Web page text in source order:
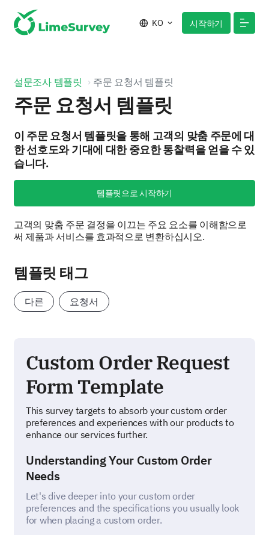
KO 시작하기
설문조사 템플릿 주문 요청서 템플릿
주문 요청서 템플릿
이 주문 요청서 템플릿을 통해 고객의 맞춤 주문에 대
한 선호도와 기대에 대한 중요한 통찰력을 얻을 수 있
습니다.
템플릿으로 시작하기
고객의 맞춤 주문 결정을 이끄는 주요 요소를 이해함으로
써 제품과 서비스를 효과적으로 변환하십시오.
템플릿 태그
다른 요청서
Custom Order Request
Form Template
This survey targets to absorb your custom order
preferences and experiences with our products to
enhance our services further.
Understanding Your Custom Order
Needs
Let's dive deeper into your custom order
preferences and the specifications you usually look
for when placing a custom order.